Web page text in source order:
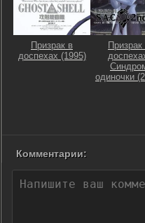
Призрак в
доспехах (1995)
Призрак
одиночки
Комментарии: